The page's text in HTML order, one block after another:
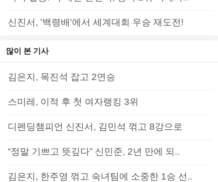
신진서, '백령배'에서 세계대회 우승 재도전!
많이 본 기사
김은지, 목진석 잡고 2연승
스미레, 이적 후 첫 여자랭킹 3위
디펜딩챔피언 신진서, 김민석 꺾고 8강으로
“정말 기쁘고 뜻깊다” 신민준, 2년 만에 되..
김은지, 한주영 꺾고 숙녀팀에 소중한 1승 선..